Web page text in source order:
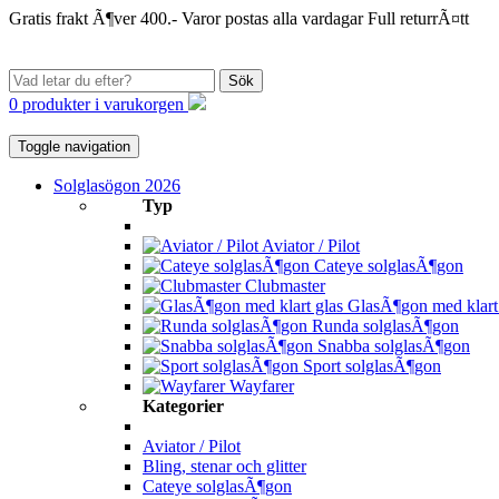
Gratis frakt Ã¶ver 400.- Varor postas alla vardagar Full returrÃ¤tt
Sök
0 produkter i varukorgen
Toggle navigation
Solglasögon 2026
Typ
Aviator / Pilot
Cateye solglasÃ¶gon
Clubmaster
GlasÃ¶gon med
Runda solglasÃ¶gon
Snabba solglasÃ¶gon
Sport solglasÃ¶gon
Wayfarer
Kategorier
Aviator / Pilot
Bling, stenar och glitter
Cateye solglasÃ¶gon